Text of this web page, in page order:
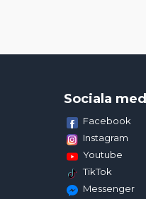
Sociala
Facebook
Instagram
Youtube
TikTok
Messenger